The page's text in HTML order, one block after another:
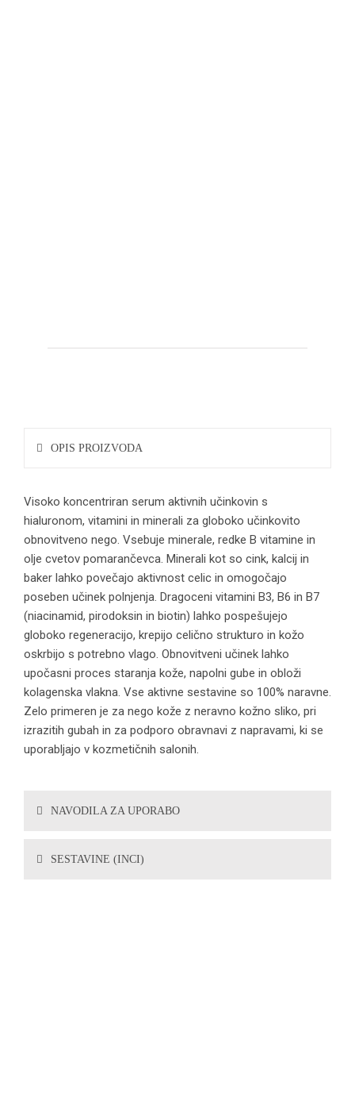
OPIS PROIZVODA
Visoko koncentriran serum aktivnih učinkovin s
hialuronom, vitamini in minerali za globoko učinkovito
obnovitveno nego. Vsebuje minerale, redke B vitamine in
olje cvetov pomarančevca. Minerali kot so cink, kalcij in
baker lahko povečajo aktivnost celic in omogočajo
poseben učinek polnjenja. Dragoceni vitamini B3, B6 in B7
(niacinamid, pirodoksin in biotin) lahko pospešujejo
globoko regeneracijo, krepijo celično strukturo in kožo
oskrbijo s potrebno vlago. Obnovitveni učinek lahko
upočasni proces staranja kože, napolni gube in obloži
kolagenska vlakna. Vse aktivne sestavine so 100% naravne.
Zelo primeren je za nego kože z neravno kožno sliko, pri
izrazitih gubah in za podporo obravnavi z napravami, ki se
uporabljajo v kozmetičnih salonih.
NAVODILA ZA UPORABO
SESTAVINE (INCI)